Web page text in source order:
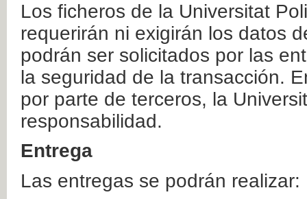
Los ficheros de la Universitat
requerirán ni exigirán los datos
podrán ser solicitados por las
la seguridad de la transacción.
por parte de terceros, la
responsabilidad.
Entrega
Las entregas se podrán realizar: